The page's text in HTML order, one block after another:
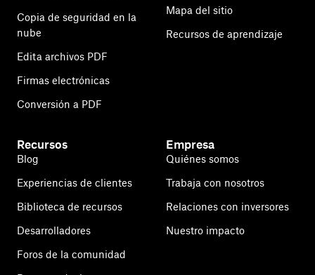
Copia de seguridad en la
nube
Edita archivos PDF
Firmas electrónicas
Conversión a PDF
Mapa del sitio
Recursos de aprendizaje
Recursos
Blog
Experiencias de clientes
Biblioteca de recursos
Desarrolladores
Foros de la comunidad
Empresa
Quiénes somos
Trabaja con nosotros
Relaciones con inversores
Nuestro impacto